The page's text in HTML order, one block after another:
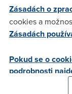
zprávě.
O2nesplnilo
elektronických
možnost
sankcí. Český
obchodní
Zásadách o
cookies a
Zásadách
Pokud se o
podrobnosti